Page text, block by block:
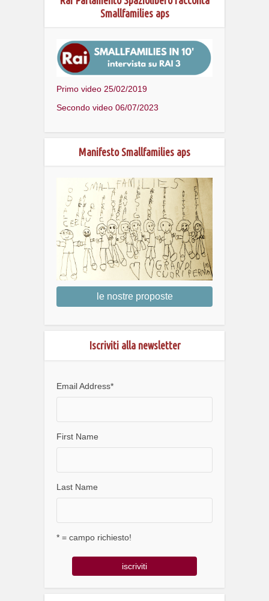
Smallfamilies aps
Primo video 25/02/2019
Secondo video 06/07/2023
Manifesto Smallfamilies aps
le nostre proposte
Iscriviti alla newsletter
Email Address*
First Name
Last Name
* = campo richiesto!